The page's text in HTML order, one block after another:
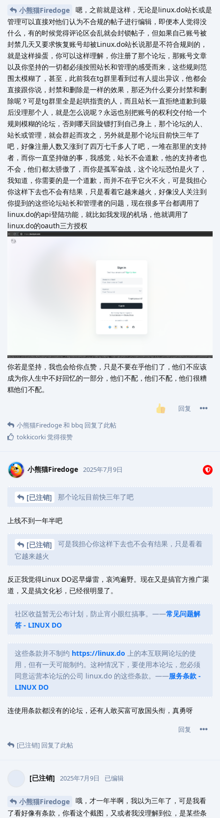
小熊猫Firedoge
嗯，之前就是这样，无论是linux.do站长或是
管理可以直接对他们认为不合规的帖子进行编辑，即便本人觉得没
什么，有的时候觉得评论区会乱就会封锁帖子，但如果自己账号被
封禁几天又要求恢复账号却被Linux.do站长说那是不符合规则的，
就是这样操蛋，你可以这样理解，你注册了那个论坛，那账号文章
以及你坚持的一切都必须按照站长和管理的感受而来，这些规则范
围太模糊了，甚至，此前我在tg群里看到过有人提出异议，他都会
直接跟你说，封禁和删除是一样的效果，那还为什么要分封禁和删
除呢？可是tg群里全是起哄指责的人，而且站长一直拒绝道歉到最
后没理那个人，就是怎么说呢？永远也别把账号的权利交付给一个
规则模糊的论坛，否则哪天回旋镖打到自己身上，那个论坛的人、
站长或管理，就会群起而攻之，另外就是那个论坛目前快三年了
吧，好像注册人数又涨到了四万七千多人了吧，一堆在那里的支持
者，而你一直坚持做的事，我感觉，站长不会道歉，他的支持者也
不会，他们都太骄傲了，而你是孤军奋战，这个论坛恐怕是火了，
我知道，你需要的是一个道歉，而并不在乎它火不火，可是我担心
你这样下去也不会有结果，只是看着它越来越火，好像没人关注到
你提到的这些论坛站长和管理者的问题，现在很多平台都调用了
linux.do的api登陆功能，就比如我发现的机场，他就调用了
linux.do的oauth三方授权
你若是坚持，我也会给你点赞，只是不要在乎他们了，他们不应该
成为你人生中不好回忆的一部分，他们不配，他们不配，他们很糟
糕他们不配。
回复
小熊猫Firedoge和 bbq 回复了此帖
tokkicorki觉得很赞
小熊猫Firedoge 2025年7月9日
[已注销] 那个论坛目前快三年了吧
上线不到一年半吧
[已注销]
可是我担心你这样下去也不会有结果，只是看着
它越来越火
反正我觉得Linux DO迟早爆雷，哀鸿遍野。现在又是搞官方推广渠
道，又是搞文化衫，已经很明显了。
社区收益暂无公布计划，防止宵小眼红搞事。——常见问题解
答 - LINUX DO
这些条款并不制约 https://linux.do 上的本互联网论坛的使
用，但有一天可能制约。这种情况下，要使用本论坛，您必须
同意运营本论坛的公司 linux.do 的这些条款。——服务条款 -
LINUX DO
连使用条款都没有的论坛，还有人敢买富可敌国头衔，真勇呀
回复
[已注销] 回复了此帖
[已注销] 2025年7月9日 已编辑
小熊猫Firedoge
哦，才一年半啊，我以为三年了，可是我看
了看好像有条款，你看这个截图，又或者我没理解到位，是某些条